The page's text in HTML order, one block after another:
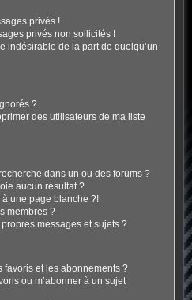
privés !
privés non sollicités !
indésirable de la part de quelqu’un
?
des utilisateurs de ma liste
dans un ou des forums ?
aucun résultat ?
une page blanche ?!
membres ?
messages et sujets ?
favoris et les abonnements ?
ou m’abonner à un sujet